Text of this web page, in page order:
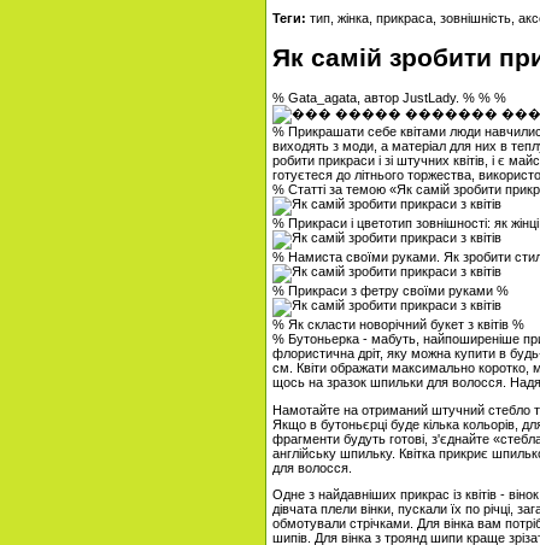
Теги: тип, жінка, прикраса, зовнішність,
Як самій зробити
% Gata_agata, автор JustLady. % % %
% Прикрашати себе квітами люди
виходять з моди, а матеріал для них в
робити прикраси і зі штучних квітів, і є
готуєтеся до літнього торжества,
% Статті за темою «Як самій зробити
% Прикраси і цветотип зовнішності: як
% Намиста своїми руками. Як зробити
% Прикраси з фетру своїми руками %
% Як скласти новорічний букет з квітів %
% Бутоньерка - мабуть, найпоширеніше
флористична дріт, яку можна купити в
см. Квіти ображати максимально коротко,
щось на зразок шпильки для волосся.
Намотайте на отриманий штучний стебло
Якщо в бутоньєрці буде кілька кольорів,
фрагменти будуть готові, з'єднайте
англійську шпильку. Квітка прикриє
для волосся.
Одне з найдавніших прикрас із квітів -
дівчата плели вінки, пускали їх по річці,
обмотували стрічками. Для вінка вам
шипів. Для вінка з троянд шипи краще